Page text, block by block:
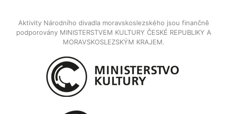
Aktivity Národního divadla moravskoslezského jsou finančně
podporovány MINISTERSTVEM KULTURY ČESKÉ REPUBLIKY A
MORAVSKOSLEZSKÝM KRAJEM.